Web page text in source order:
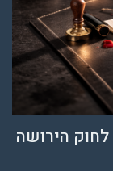
צוואה הדדית לפני ואחרי תיקון 12 לחוק הירושה